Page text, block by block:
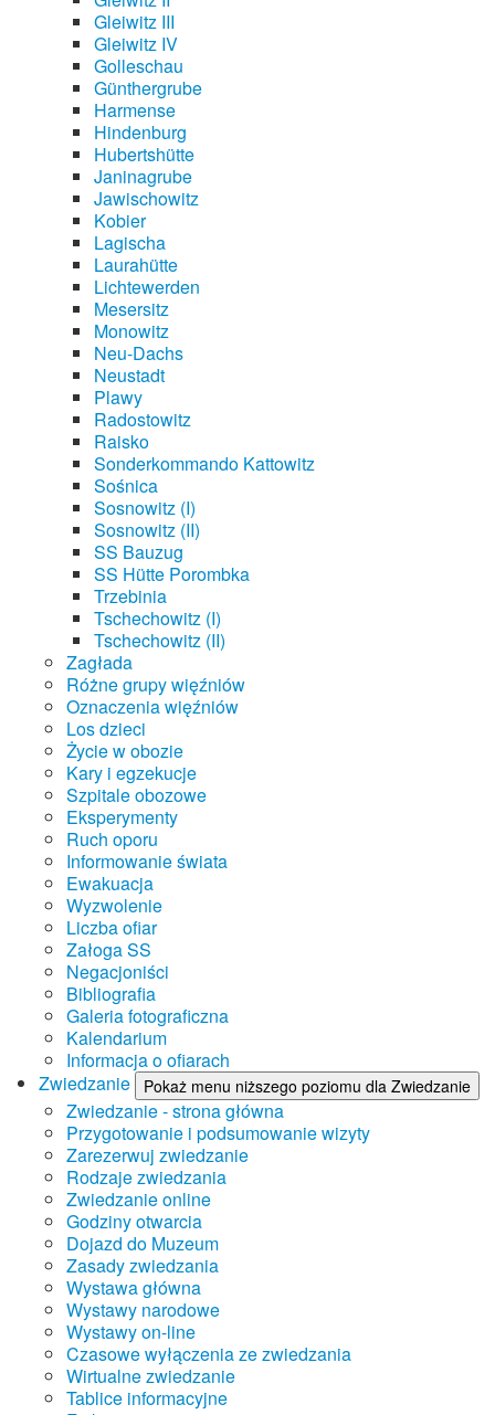
Gleiwitz III
Gleiwitz IV
Golleschau
Günthergrube
Harmense
Hindenburg
Hubertshütte
Janinagrube
Jawischowitz
Kobier
Lagischa
Laurahütte
Lichtewerden
Mesersitz
Monowitz
Neu-Dachs
Neustadt
Plawy
Radostowitz
Raisko
Sonderkommando Kattowitz
Sośnica
Sosnowitz (I)
Sosnowitz (II)
SS Bauzug
SS Hütte Porombka
Trzebinia
Tschechowitz (I)
Tschechowitz (II)
Zagłada
Różne grupy więźniów
Oznaczenia więźniów
Los dzieci
Życie w obozie
Kary i egzekucje
Szpitale obozowe
Eksperymenty
Ruch oporu
Informowanie świata
Ewakuacja
Wyzwolenie
Liczba ofiar
Załoga SS
Negacjoniści
Bibliografia
Galeria fotograficzna
Kalendarium
Informacja o ofiarach
Zwiedzanie
Pokaż menu niższego poziomu dla Zwiedzanie
Zwiedzanie - strona główna
Przygotowanie i podsumowanie wizyty
Zarezerwuj zwiedzanie
Rodzaje zwiedzania
Zwiedzanie online
Godziny otwarcia
Dojazd do Muzeum
Zasady zwiedzania
Wystawa główna
Wystawy narodowe
Wystawy on-line
Czasowe wyłączenia ze zwiedzania
Wirtualne zwiedzanie
Tablice informacyjne